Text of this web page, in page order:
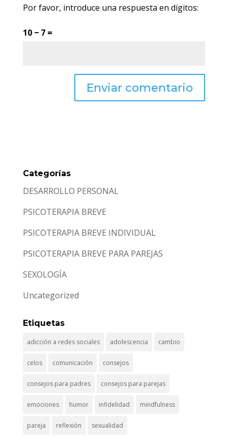
Por favor, introduce una respuesta en dígitos:
10 − 7 =
Categorías
DESARROLLO PERSONAL
PSICOTERAPIA BREVE
PSICOTERAPIA BREVE INDIVIDUAL
PSICOTERAPIA BREVE PARA PAREJAS
SEXOLOGÍA
Uncategorized
Etiquetas
adicción a redes sociales adolescencia cambio
celos comunicación consejos
consejos para padres consejos para parejas
emociones humor infidelidad mindfulness
pareja reflexión sexualidad